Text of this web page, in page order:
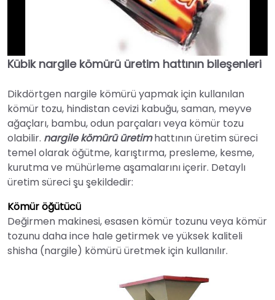
►
Kübik nargile kömürü üretim hattının bileşenleri
Dikdörtgen nargile kömürü yapmak için kullanılan
kömür tozu, hindistan cevizi kabuğu, saman, meyve
ağaçları, bambu, odun parçaları veya kömür tozu
olabilir. nargile kömürü üretimhattının üretim süreci
temel olarak öğütme, karıştırma, presleme, kesme,
kurutma ve mühürleme aşamalarını içerir. Detaylı
üretim süreci şu şekildedir:
Kömür öğütücü
Değirmen makinesi, esasen kömür tozunu veya kömür
tozunu daha ince hale getirmek ve yüksek kaliteli
shisha (nargile) kömürü üretmek için kullanılır.